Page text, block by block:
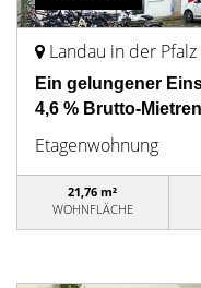
Landau in der Pfalz
Ein gelungener
4,6 % Brutto-
Etagenwohnung
21,76 m²
WOHNFLÄCHE